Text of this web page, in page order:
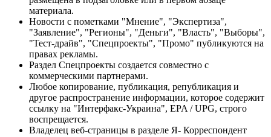
материала.
Новости с пометками "Мнение", "Экспертиза",
"Заявление", "Регионы", "Деньги", "Власть", "Выборы",
"Тест-драйв", "Спецпроекты", "Промо" публикуются на
правах рекламы.
Раздел Спецпроекты создается совместно с
коммерческими партнерами.
Любое копирование, публикация, републикация и
другое распространение информации, которое содержит
ссылку на "Интерфакс-Украина", EPA / UPG, строго
воспрещается.
Владелец веб-страницы в разделе Я- Корреспондент